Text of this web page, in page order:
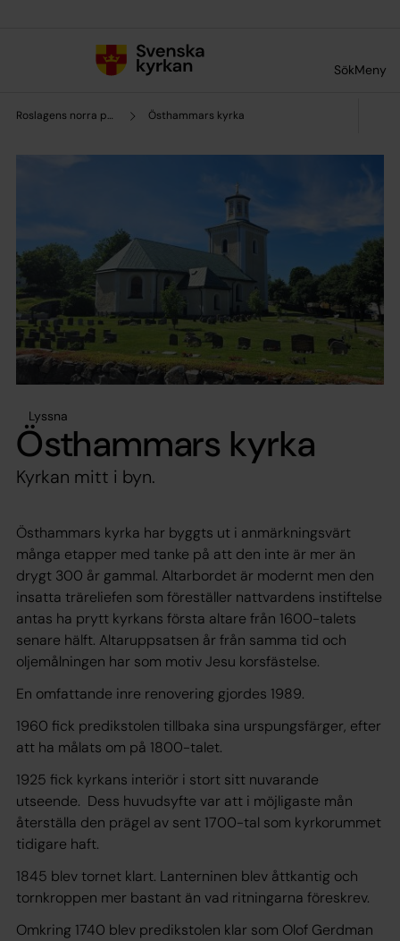
SökMeny
Roslagens norra pastorat Östhammars kyrka
Lyssna
Östhammars kyrka
Kyrkan mitt i byn.
Östhammars kyrka har byggts ut i anmärkningsvärt
många etapper med tanke på att den inte är mer än
drygt 300 år gammal. Altarbordet är modernt men den
insatta träreliefen som föreställer nattvardens instiftelse
antas ha prytt kyrkans första altare från 1600-talets
senare hälft. Altaruppsatsen år från samma tid och
oljemålningen har som motiv Jesu korsfästelse.
En omfattande inre renovering gjordes 1989.
1960 fick predikstolen tillbaka sina urspungsfärger, efter
att ha målats om på 1800-talet.
1925 fick kyrkans interiör i stort sitt nuvarande
utseende. Dess huvudsyfte var att i möjligaste mån
återställa den prägel av sent 1700-tal som kyrkorummet
tidigare haft.
1845 blev tornet klart. Lanterninen blev åttkantig och
tornkroppen mer bastant än vad ritningarna föreskrev.
Omkring 1740 blev predikstolen klar som Olof Gerdman